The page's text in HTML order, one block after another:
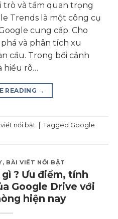
trò và tầm quan trọng
Trends là một công cụ
cung cấp. Cho
và phân tích xu
cầu. Trong bối cảnh
hiểu rõ…
READING →
nổi bật | Tagged Google
, BÀI VIẾT NỔI BẬT
? Ưu điểm, tính
Google Drive với
hiện nay